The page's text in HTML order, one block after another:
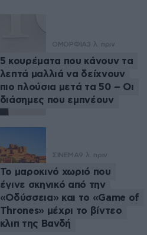
ΟΜΟΡΦΙΑ3 λ. πριν
5 κουρέματα που κάνουν τα
λεπτά μαλλιά να δείχνουν
πιο πλούσια μετά τα 50 – Οι
διάσημες που εμπνέουν
ΣΙΝΕΜΑ9 λ. πριν
Το μαροκινό χωριό που
έγινε σκηνικό από την
«Οδύσσεια» και το «Game of
Thrones» μέχρι το βίντεο
κλιπ της Βανδή